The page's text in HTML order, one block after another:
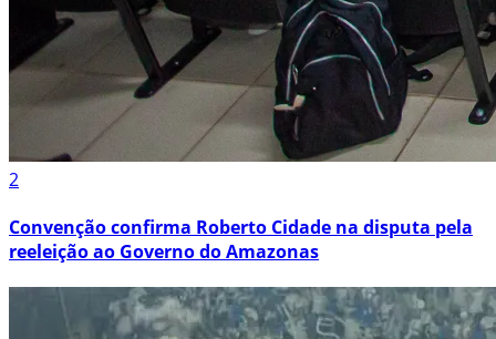
2
Convenção confirma Roberto Cidade na disputa pela
reeleição ao Governo do Amazonas